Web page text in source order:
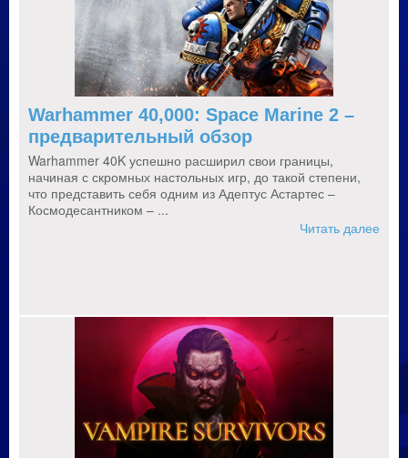
Warhammer 40,000: Space Marine 2 –
предварительный обзор
Warhammer 40K успешно расширил свои границы,
начиная с скромных настольных игр, до такой степени,
что представить себя одним из Адептус Астартес –
Космодесантником – ...
Читать далее